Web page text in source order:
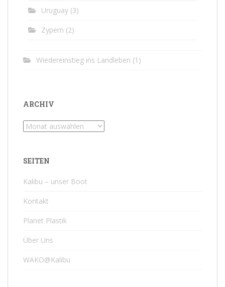
Uruguay (3)
Zypern (2)
Wiedereinstieg ins Landleben (1)
ARCHIV
Archiv
SEITEN
Kalibu – unser Boot
Kontakt
Planet Plastik
Über Uns
WAKO@Kalibu